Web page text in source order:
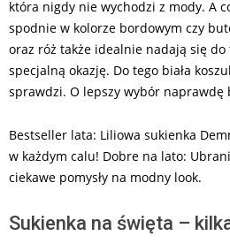
która nigdy nie wychodzi z mody. A
spodnie w kolorze bordowym czy
oraz róż także idealnie nadają się do
specjalną okazję. Do tego biała
sprawdzi. O lepszy wybór naprawdę
Bestseller lata: Liliowa sukienka
w każdym calu! Dobre na lato:
ciekawe pomysły na modny look.
Sukienka na święta –